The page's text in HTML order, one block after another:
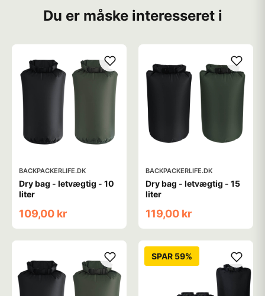
Du er måske interesseret i
BACKPACKERLIFE.DK
Dry bag - letvægtig - 10
liter
109,00 kr
BACKPACKERLIFE.DK
Dry bag - letvægtig - 15
liter
119,00 kr
SPAR 59%